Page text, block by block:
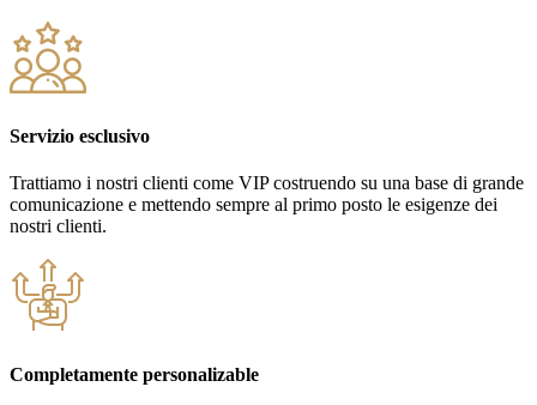
Servizio esclusivo
Trattiamo i nostri clienti come VIP costruendo su una base di grande
comunicazione e mettendo sempre al primo posto le esigenze dei
nostri clienti.
Completamente personalizable